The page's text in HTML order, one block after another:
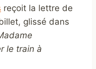
reçoit la lettre de
glissé dans
le train à